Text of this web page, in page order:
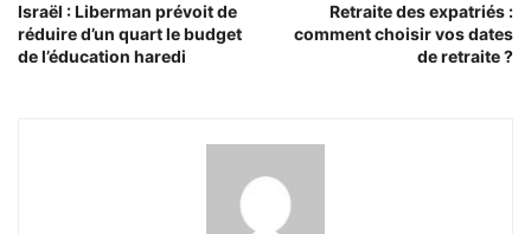
Israël : Liberman prévoit de
réduire d’un quart le budget
de l’éducation haredi
Retraite des expatriés :
comment choisir vos dates
de retraite ?